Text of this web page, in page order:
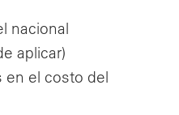
nacional
aplicar)
en el costo del